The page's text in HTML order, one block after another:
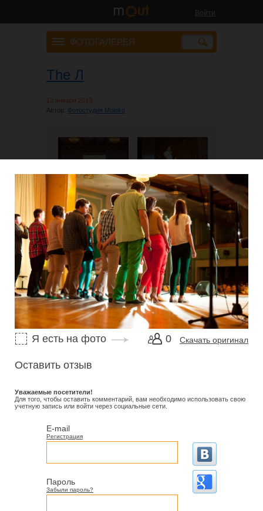
Войти
ФОТОГАЛЕРЕЯ
The Л
12 января 2013
Автор: Фотостудия Moloko
Скачать оригинал
0
Я есть на фото
Оставить отзыв
Уважаемые посетители!
Для того, чтобы оставить комментарий, вам необходимо использовать свою
учетную запись или войти через социальные сети.
E-mail
Регистрация
Пароль
Забыли пароль?